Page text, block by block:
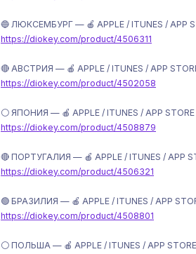
🔵 ЛЮКСЕМБУРГ — 🍎 APPLE / ITUNES / APP
https://diokey.com/product/4506311
🔴 АВСТРИЯ — 🍎 APPLE / ITUNES / APP
https://diokey.com/product/4502058
⚪️ ЯПОНИЯ — 🍎 APPLE / ITUNES / APP
https://diokey.com/product/4508879
🔴 ПОРТУГАЛИЯ — 🍎 APPLE / ITUNES / APP
https://diokey.com/product/4506321
🟢 БРАЗИЛИЯ — 🍎 APPLE / ITUNES / APP
https://diokey.com/product/4508801
⚪️ ПОЛЬША — 🍎 APPLE / ITUNES / APP